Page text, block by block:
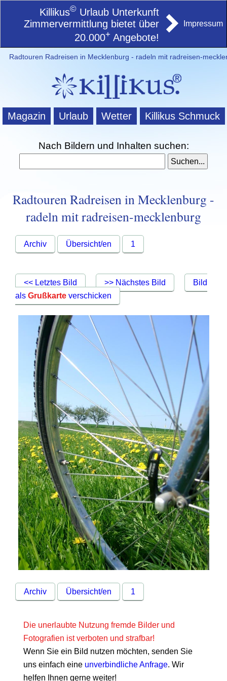
Killikus© Urlaub Unterkunft
Zimmervermittlung bietet über
20.000+ Angebote!
Impressum
Radtouren Radreisen in Mecklenburg - radeln mit radreisen-
Magazin Urlaub Wetter Killikus Schmuck
Nach Bildern und Inhalten suchen:
Radtouren Radreisen in Mecklenburg -
radeln mit radreisen-mecklenburg
Archiv Übersicht/en 1
<< Letztes Bild >> Nächstes Bild
Bild
alsGrußkarte verschicken
Archiv Übersicht/en 1
Die unerlaubte Nutzung fremde Bilder und
Fotografien ist verboten und strafbar!
Wenn Sie ein Bild nutzen möchten, senden Sie
uns einfach eine unverbindliche Anfrage. Wir
helfen Ihnen gerne weiter!